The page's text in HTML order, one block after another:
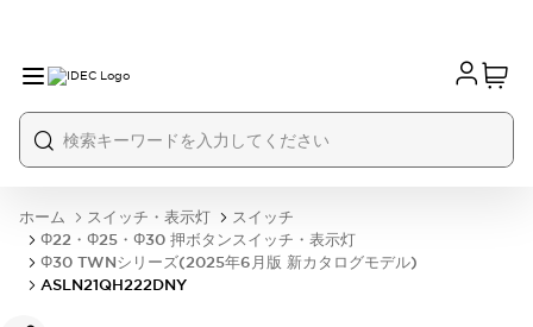
ホーム スイッチ・表示灯
スイッチ
Φ22・Φ25・Φ30 押ボタンスイッチ・表示灯
Φ30 TWNシリーズ(2025年6月版 新カタログモデル)
ASLN21QH222DNY